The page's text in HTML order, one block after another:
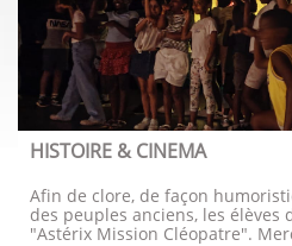
HISTOIRE & CINEMA
Afin de clore, de façon
des peuples anciens, les élèves
"Astérix Mission Cléopatre".